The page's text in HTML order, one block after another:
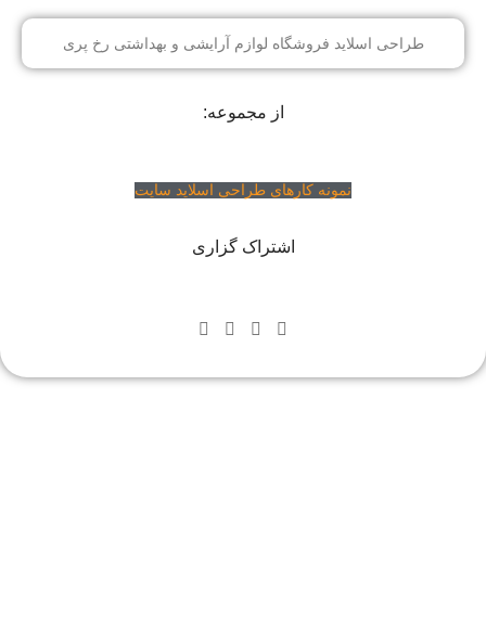
طراحی اسلاید فروشگاه لوازم آرایشی و بهداشتی رخ پری
از مجموعه:
نمونه کارهای طراحی اسلاید سایت
اشتراک گزاری